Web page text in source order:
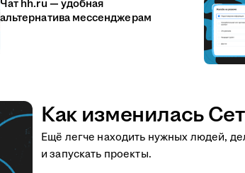
Чат hh.ru — удобная
альтернатива мессенджерам
Как изменилась
Ещё легче находить нужных людей,
и запускать проекты.